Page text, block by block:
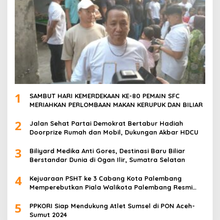
1
SAMBUT HARI KEMERDEKAAN KE-80 PEMAIN SFC
MERIAHKAN PERLOMBAAN MAKAN KERUPUK DAN BILIAR
2
Jalan Sehat Partai Demokrat Bertabur Hadiah
Doorprize Rumah dan Mobil, Dukungan Akbar HDCU
3
Biliyard Medika Anti Gores, Destinasi Baru Biliar
Berstandar Dunia di Ogan Ilir, Sumatra Selatan
4
Kejuaraan PSHT ke 3 Cabang Kota Palembang
Memperebutkan Piala Walikota Palembang Resmi
5
PPKORI Siap Mendukung Atlet Sumsel di PON Aceh-
Sumut 2024